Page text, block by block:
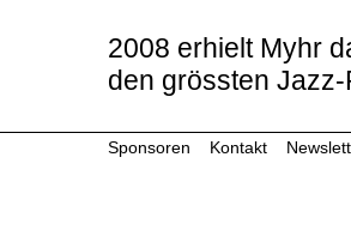
2008 erhielt Myhr
den grössten
Sponsoren Kontakt